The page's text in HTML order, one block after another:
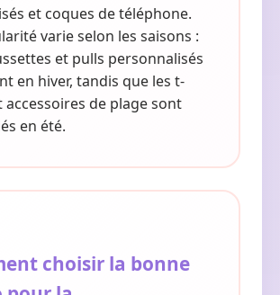
et coques de téléphone.
varie selon les saisons :
et pulls personnalisés
en hiver, tandis que les t-
accessoires de plage sont
en été.
choisir la bonne